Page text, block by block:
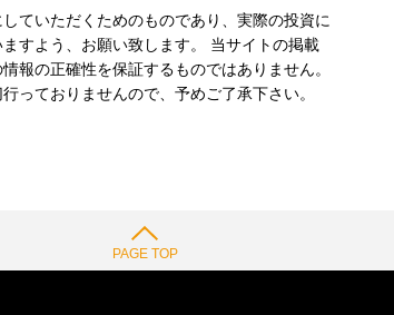
ていただくためのものであり、実際の投資に
すよう、お願い致します。 当サイトの掲載
報の正確性を保証するものではありません。
っておりませんので、予めご了承下さい。
PAGE TOP